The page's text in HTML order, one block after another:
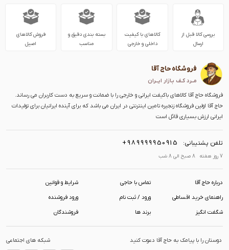
بررسی کالا قبل از
ارسال
کالاهای با کیفیت
داخلی و خارجی
بسته بندی دقیق و
مناسب
فروش کالاهای
اصیل
فروشگاه حاج آقا
مــرد کـف بـازار ایــران
فروشگاه حاج آقا کالاهای باکیفت ایرانی و خارجی را با ضمانت و سریع به دست کاربران می رساند.
حاج آقا اولین فروشگاه زنجیره تامین اینترنتی در ایران می باشد که برای آینده ایرانیان برای تولیدات
ایرانی ارزش بسیاری قائل است
تلفن پشتیبانی: +989999950915
7 روز هفته 8 صبح الی 8 شب
درباره حاج آقا تماس با حاجی شرایط و قوانین
راهنمای خرید اقساطی ورود / ثبت نام ورود فروشنده
شگفت انگیز برند ها فروشندگان
دوستان را با پیامک به حاج آقا دعوت کنید شبکه های اجتماعی